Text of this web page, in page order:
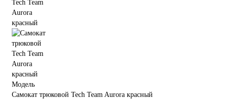
Модель
Самокат трюковой Tech Team Aurora красный